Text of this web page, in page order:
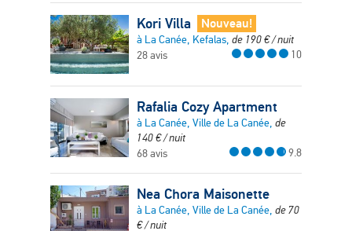
Kori Villa Nouveau!
à La Canée, Kefalas, de 190€/ nuit
28 avis
10
Rafalia Cozy Apartment
à La Canée, Ville de La Canée, de
140€/ nuit
68 avis
9.8
Nea Chora Maisonette
à La Canée, Ville de La Canée, de70
€/ nuit